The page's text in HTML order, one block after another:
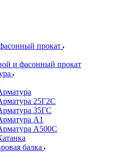
прокат
и фасонный прокат
25Г2С
35ГС
А1
А500С
балка